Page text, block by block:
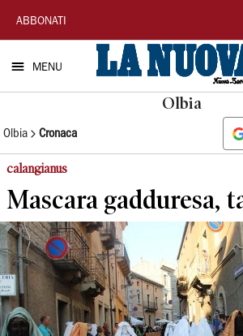
La
Nuova
Sardegna
ABBONATI
MENU
Olbia
Olbia Cronaca
calangianus
Mascara gadduresa,